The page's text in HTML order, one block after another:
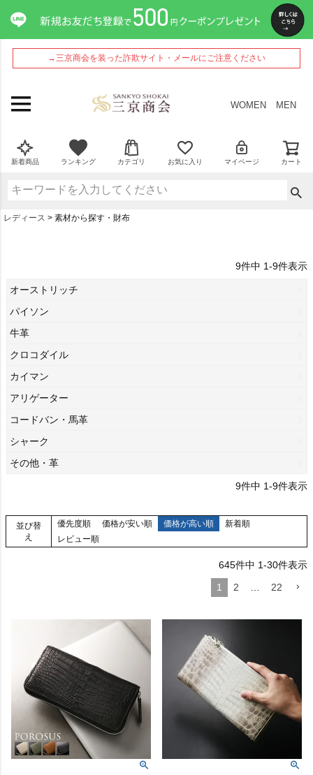
→三京商会を装った詐欺サイト・メールにご注意ください
WOMEN MEN
新着商品 ランキング カテゴリ お気に入り マイページ カート
レディース 素材から探す・財布
9件中 1-9件表示
オーストリッチ
パイソン
牛革
クロコダイル
カイマン
アリゲーター
コードバン・馬革
シャーク
その他・革
9件中 1-9件表示
並び替
え
優先度順 価格が安い順 価格が高い順
新着順
レビュー順
645件中 1-30件表示
1
2 22